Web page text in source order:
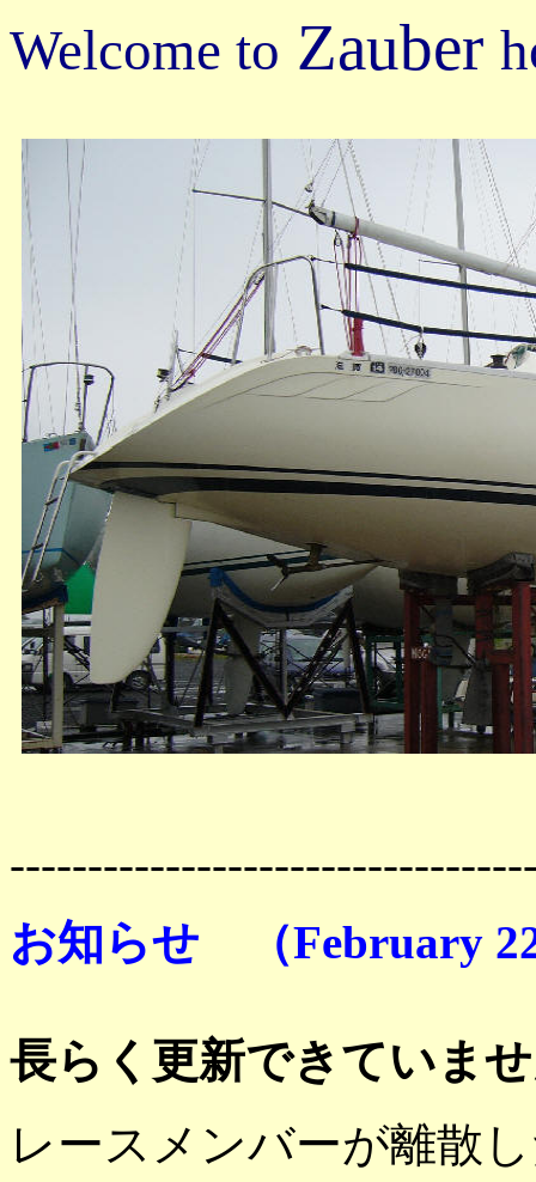
Welcome to Zauber
お知らせ （February
長らく更新できていま
レースメンバーが離散